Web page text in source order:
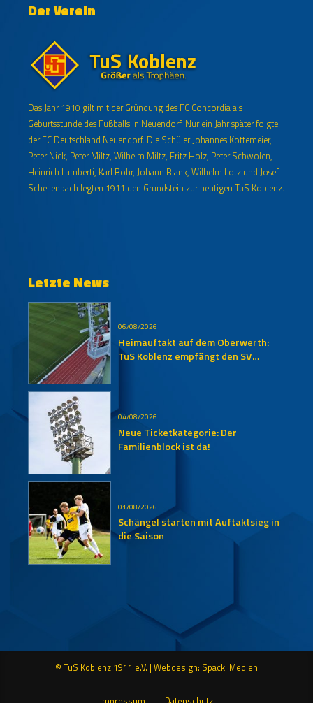
Der Verein
Das Jahr 1910 gilt mit der Gründung des FC Concordia als
Geburtsstunde des Fußballs in Neuendorf. Nur ein Jahr später folgte
der FC Deutschland Neuendorf. Die Schüler Johannes Kottemeier,
Peter Nick, Peter Miltz, Wilhelm Miltz, Fritz Holz, Peter Schwolen,
Heinrich Lamberti, Karl Bohr, Johann Blank, Wilhelm Lotz und Josef
Schellenbach legten 1911 den Grundstein zur heutigen TuS Koblenz.
Letzte News
06/08/2026
Heimauftakt auf dem Oberwerth:
TuS Koblenz empfängt den SV
04/08/2026
Neue Ticketkategorie: Der
Familienblock ist da!
01/08/2026
Schängel starten mit Auftaktsieg in
die Saison
© TuS Koblenz 1911 e.V. | Webdesign: Spack! Medien